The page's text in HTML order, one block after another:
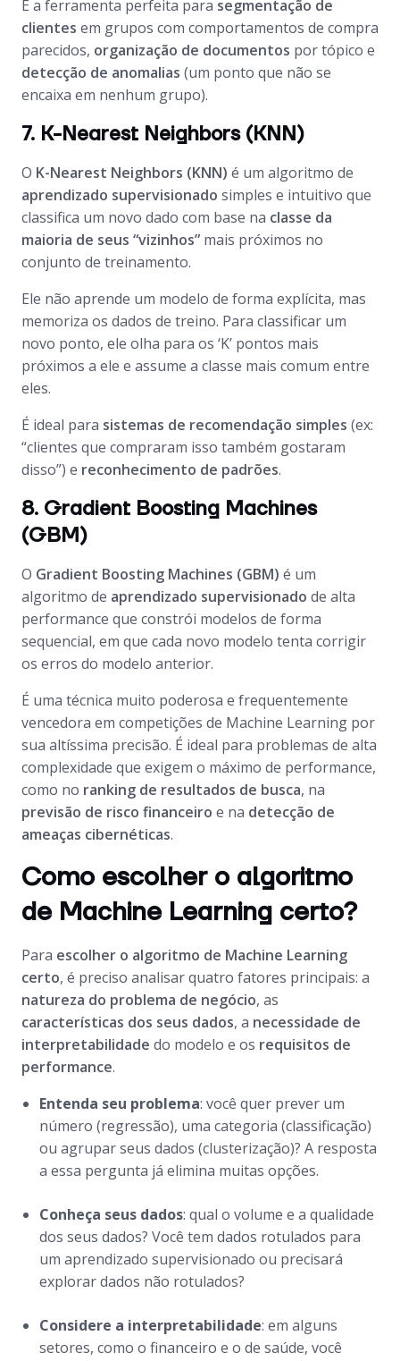
É a ferramenta perfeita para segmentação de
clientes em grupos com comportamentos de compra
parecidos, organização de documentos por tópico e
detecção de anomalias (um ponto que não se
encaixa em nenhum grupo).
7. K-Nearest Neighbors (KNN)
O K-Nearest Neighbors (KNN) é um algoritmo de
aprendizado supervisionado simples e intuitivo que
classifica um novo dado com base na classe da
maioria de seus “vizinhos” mais próximos no
conjunto de treinamento.
Ele não aprende um modelo de forma explícita, mas
memoriza os dados de treino. Para classificar um
novo ponto, ele olha para os ‘K’ pontos mais
próximos a ele e assume a classe mais comum entre
eles.
É ideal para sistemas de recomendação simples (ex:
“clientes que compraram isso também gostaram
disso”) e reconhecimento de padrões.
8. Gradient Boosting Machines
(GBM)
O Gradient Boosting Machines (GBM) é um
algoritmo de aprendizado supervisionado de alta
performance que constrói modelos de forma
sequencial, em que cada novo modelo tenta corrigir
os erros do modelo anterior.
É uma técnica muito poderosa e frequentemente
vencedora em competições de Machine Learning por
sua altíssima precisão. É ideal para problemas de alta
complexidade que exigem o máximo de performance,
como no ranking de resultados de busca, na
previsão de risco financeiro e na detecção de
ameaças cibernéticas.
Como escolher o algoritmo
de Machine Learning certo?
Para escolher o algoritmo de Machine Learning
certo, é preciso analisar quatro fatores principais: a
natureza do problema de negócio, as
características dos seus dados, a necessidade de
interpretabilidade do modelo e os requisitos de
performance.
Entenda seu problema: você quer prever um
número (regressão), uma categoria (classificação)
ou agrupar seus dados (clusterização)? A resposta
a essa pergunta já elimina muitas opções.
Conheça seus dados: qual o volume e a qualidade
dos seus dados? Você tem dados rotulados para
um aprendizado supervisionado ou precisará
explorar dados não rotulados?
Considere a interpretabilidade: em alguns
setores, como o financeiro e o de saúde, você